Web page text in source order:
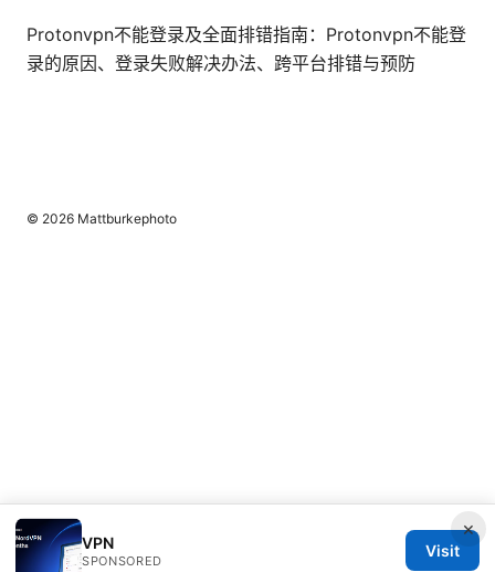
Protonvpn不能登录及全面排错指南：Protonvpn不能登
录的原因、登录失败解决办法、跨平台排错与预防
×
VPN
SPONSORED
Visit
© 2026 Mattburkephoto